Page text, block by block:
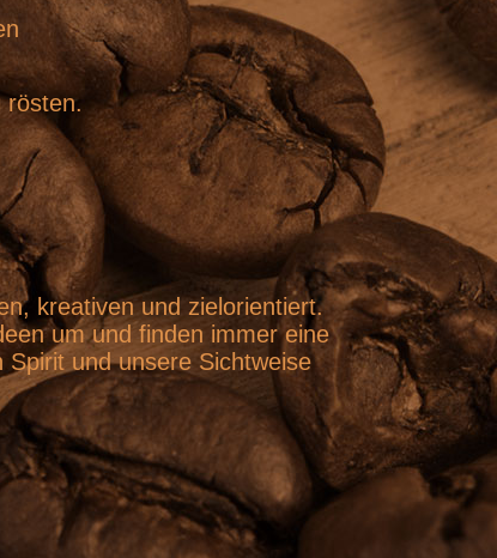
rösten.
kreativen und zielorientiert.
um und finden immer eine
und unsere Sichtweise